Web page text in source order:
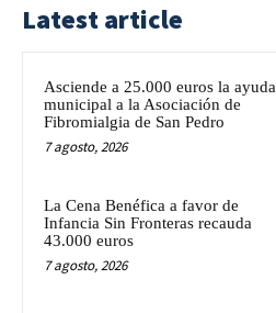
Latest article
Asciende a 25.000 euros la ayuda
municipal a la Asociación de
Fibromialgia de San Pedro
7 agosto, 2026
La Cena Benéfica a favor de
Infancia Sin Fronteras recauda
43.000 euros
7 agosto, 2026